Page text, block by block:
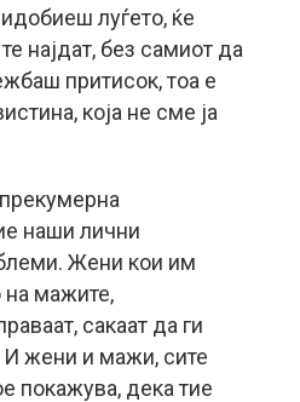
луѓето, ќе
најдат, без самиот да
притисок, тоа е
која не сме ја
наши лични
Жени кои им
на мажите,
сакаат да ги
И жени и мажи, сите
покажува, дека тие